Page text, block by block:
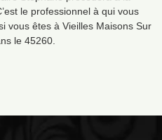
le professionnel à qui vous
vous êtes à Vieilles Maisons Sur
le 45260.